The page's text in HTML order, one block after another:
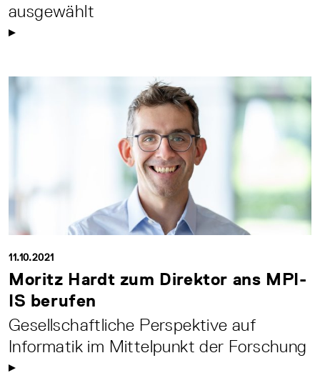
ausgewählt
11.10.2021
Moritz Hardt zum Direktor ans MPI-
IS berufen
Gesellschaftliche Perspektive auf
Informatik im Mittelpunkt der Forschung